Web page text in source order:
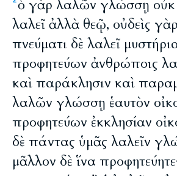
ὁ γὰρ λαλῶν γλώσσῃ οὐκ
λαλεῖ ἀλλὰ θεῷ, οὐδεὶς
πνεύματι δὲ λαλεῖ
προφητεύων ἀνθρώποις
καὶ παράκλησιν καὶ
λαλῶν γλώσσῃ ἑαυτὸν
προφητεύων ἐκκλησίαν
δὲ πάντας ὑμᾶς λαλεῖν
μᾶλλον δὲ ἵνα